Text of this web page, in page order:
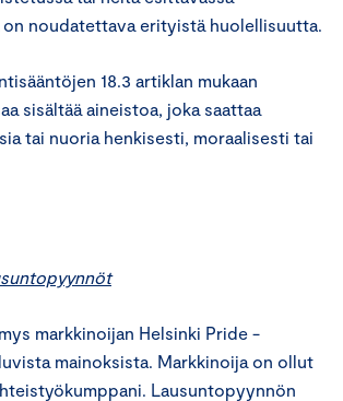
on noudatettava erityistä huolellisuutta.
18.3 artiklan mukaan
sisältää aineistoa, joka saattaa
tai nuoria henkisesti, moraalisesti tai
markkinoijan Helsinki Pride -
mainoksista. Markkinoija on ollut
Lausuntopyynnön